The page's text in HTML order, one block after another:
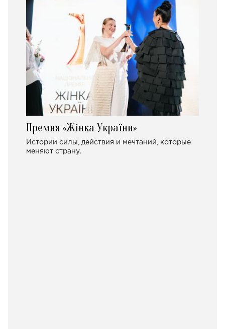
Премия «Жінка України»
Истории силы, действия и мечтаний, которые
меняют страну.